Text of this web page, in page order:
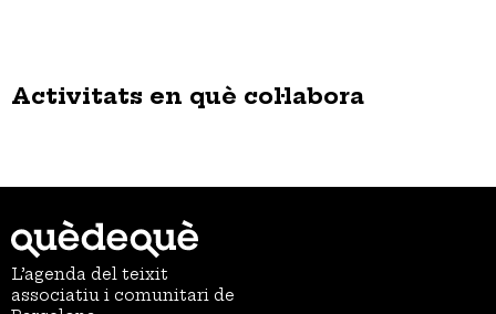
Activitats en què col·labora
L’agenda del teixit
associatiu i comunitari de